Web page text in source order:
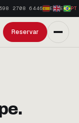
2708 6446 ES
· EN
· PT
Reservar